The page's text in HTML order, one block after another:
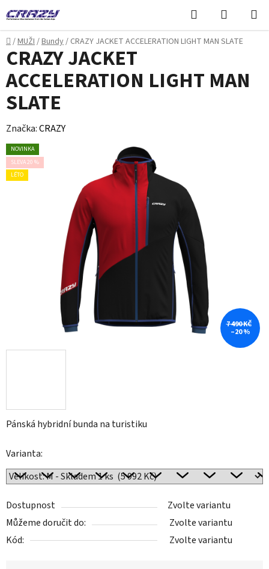
na
obsah
Hledat
KOŠÍK
Domů
/MUŽI/Bundy/ CRAZY JACKET ACCELERATION LIGHT MAN SLATE
Pánská hybridní bunda na turistiku
Varianta:
Dostupnost
Zvolte variantu
Můžeme doručit do:
Zvolte variantu
Kód:
Zvolte variantu
CRAZY JACKET
ACCELERATION LIGHT MAN
SLATE
Značka:CRAZY
NOVINKA
SLEVA 20 %
LÉTO
7 490 KČ
–20 %